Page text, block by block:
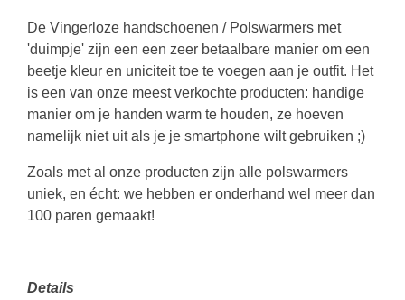
De Vingerloze handschoenen / Polswarmers met
'duimpje' zijn een een zeer betaalbare manier om een
beetje kleur en uniciteit toe te voegen aan je outfit. Het
is een van onze meest verkochte producten: handige
manier om je handen warm te houden, ze hoeven
namelijk niet uit als je je smartphone wilt gebruiken ;)
Zoals met al onze producten zijn alle polswarmers
uniek, en écht: we hebben er onderhand wel meer dan
100 paren gemaakt!
Details